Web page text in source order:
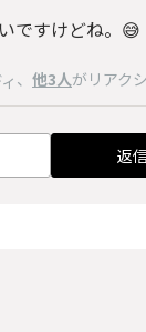
ですけどね。😅
、 他3人がリアク
返